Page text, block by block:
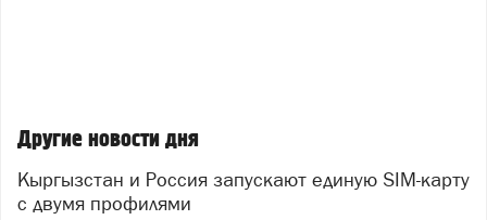
Другие новости дня
Кыргызстан и Россия запускают единую SIM-карту
с двумя профилями